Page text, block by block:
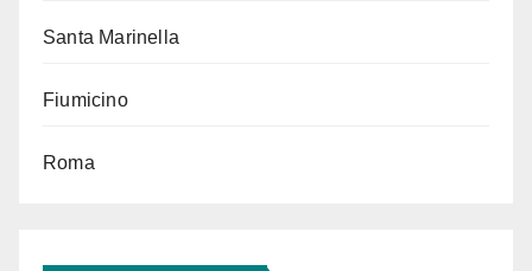
Santa Marinella
Fiumicino
Roma